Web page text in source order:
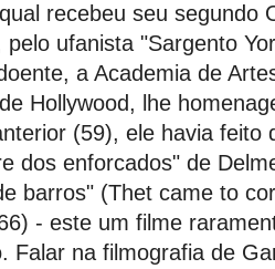
recebeu seu segundo
ufanista "Sargento
a Academia de
Hollywood, lhe
(59), ele havia feito
dos enforcados" de
barros" (Thet came to
- este um filme
Falar na filmografia de